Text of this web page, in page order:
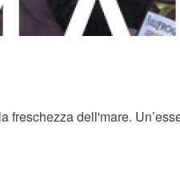
freschezza dell'mare.